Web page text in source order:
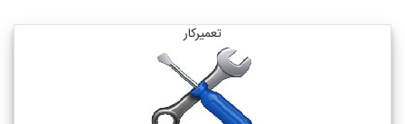
تعمیرکار